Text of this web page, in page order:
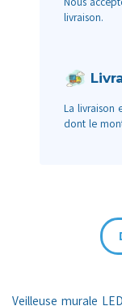
livraison.
La livraison
dont le
Veilleuse murale